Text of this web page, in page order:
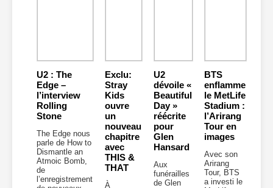
U2 : The
Edge –
l’interview
Rolling
Stone
The Edge nous
parle de How to
Dismantle an
Atmoic Bomb,
de
l’enregistrement
Exclu:
Stray
Kids
ouvre
un
nouveau
chapitre
avec
THIS &
THAT
À
U2
dévoile «
Beautiful
Day »
réécrite
pour
Glen
Hansard
Aux
funérailles
de Glen
BTS
enflamme
le MetLife
Stadium :
l’Arirang
Tour en
images
Avec son
Arirang
Tour, BTS
a investi le